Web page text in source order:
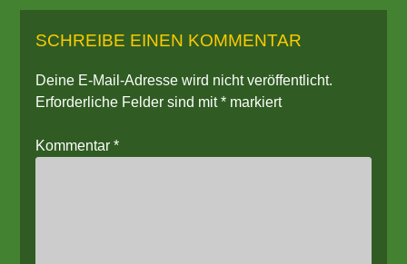
SCHREIBE EINEN KOMMENTAR
Deine E-Mail-Adresse wird nicht veröffentlicht.
Erforderliche Felder sind mit* markiert
Kommentar*